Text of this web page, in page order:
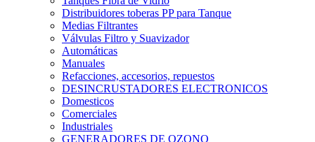
Distribuidores toberas PP para Tanque
Medias Filtrantes
Válvulas Filtro y Suavizador
Automáticas
Manuales
Refacciones, accesorios, repuestos
DESINCRUSTADORES ELECTRONICOS
Domesticos
Comerciales
Industriales
GENERADORES DE OZONO